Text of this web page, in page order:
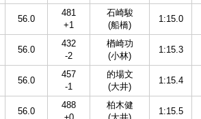
56.0
481
+1
石崎駿
(船橋)
1:15.0
56.0
432
-2
楢崎功
(小林)
1:15.3
56.0
457
-1
的場文
(大井)
1:15.4
56.0
488
柏木健
1:15.5